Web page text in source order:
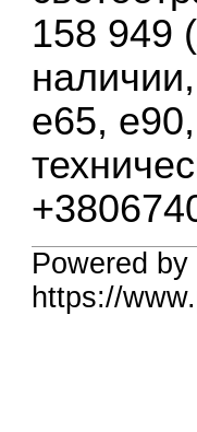
158 949
е65,
Powered
https://